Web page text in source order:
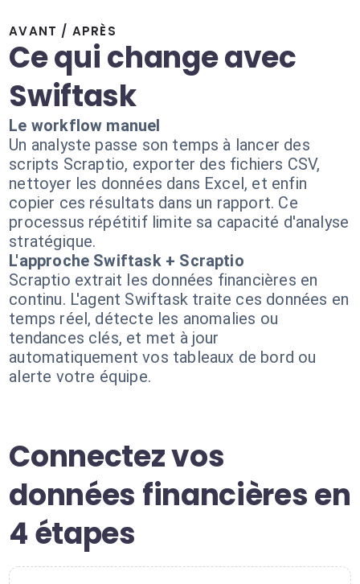
AVANT / APRÈS
Ce qui change avec
Swiftask
Le workflow manuel
Un analyste passe son temps à lancer des
scripts Scraptio, exporter des fichiers CSV,
nettoyer les données dans Excel, et enfin
copier ces résultats dans un rapport. Ce
processus répétitif limite sa capacité d'analyse
stratégique.
L'approche Swiftask + Scraptio
Scraptio extrait les données financières en
continu. L'agent Swiftask traite ces données en
temps réel, détecte les anomalies ou
tendances clés, et met à jour
automatiquement vos tableaux de bord ou
alerte votre équipe.
Connectez vos
données financières en
4 étapes